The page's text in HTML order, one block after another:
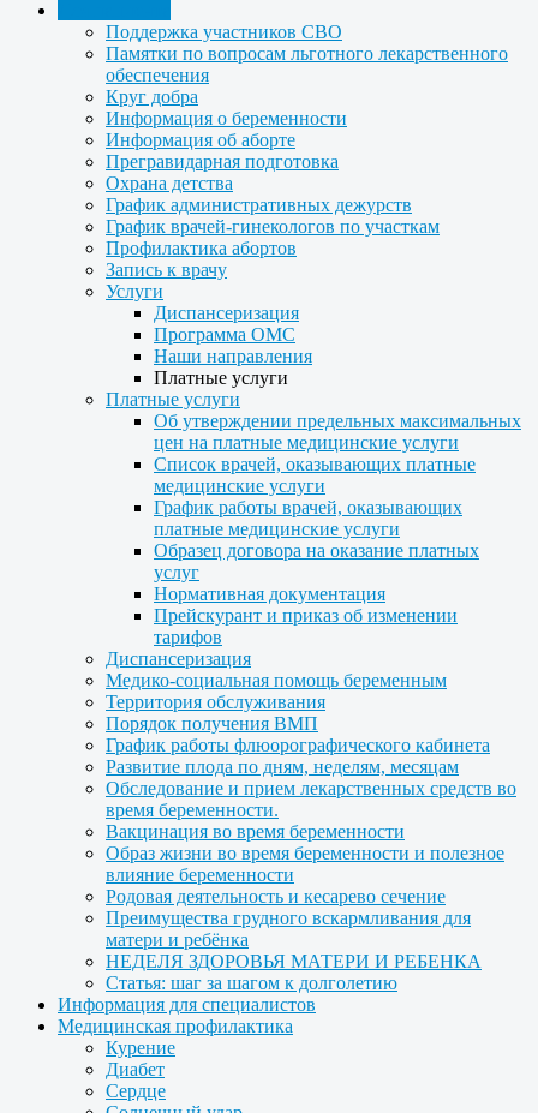
Поддержка участников СВО
Памятки по вопросам льготного лекарственного
обеспечения
Круг добра
Информация о беременности
Информация об аборте
Прегравидарная подготовка
Охрана детства
График административных дежурств
График врачей-гинекологов по участкам
Профилактика абортов
Запись к врачу
Услуги
Диспансеризация
Программа ОМС
Наши направления
Платные услуги
Платные услуги
Об утверждении предельных максимальных
цен на платные медицинские услуги
Список врачей, оказывающих платные
медицинские услуги
График работы врачей, оказывающих
платные медицинские услуги
Образец договора на оказание платных
услуг
Нормативная документация
Прейскурант и приказ об изменении
тарифов
Диспансеризация
Медико-социальная помощь беременным
Территория обслуживания
Порядок получения ВМП
График работы флюорографического кабинета
Развитие плода по дням, неделям, месяцам
Обследование и прием лекарственных средств во
время беременности.
Вакцинация во время беременности
Образ жизни во время беременности и полезное
влияние беременности
Родовая деятельность и кесарево сечение
Преимущества грудного вскармливания для
матери и ребёнка
НЕДЕЛЯ ЗДОРОВЬЯ МАТЕРИ И РЕБЕНКА
Статья: шаг за шагом к долголетию
Информация для специалистов
Медицинская профилактика
Курение
Диабет
Сердце